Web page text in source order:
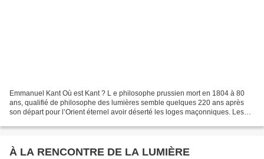
Emmanuel Kant Où est Kant ? L e philosophe prussien mort en 1804 à 80
ans, qualifié de philosophe des lumières semble quelques 220 ans après
son départ pour l’Orient éternel avoir déserté les loges maçonniques. Les
À LA RENCONTRE DE LA LUMIÈRE